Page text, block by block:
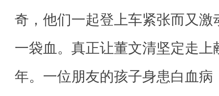
奇，他们一起登上车紧张而又激
一袋血。真正让董文清坚定走上
年。一位朋友的孩子身患白血病